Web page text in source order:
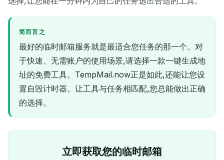
简而言之
最好的临时邮箱服务就是最适合您任务的那一个。对
于快速、无需账户的使用场景,请选择一款一键生成地
址的免费工具。TempMail.now正是如此,还能让您设
置自毁计时器。让工具与任务相匹配,您总能做出正确
的选择。
立即获取您的临时邮箱